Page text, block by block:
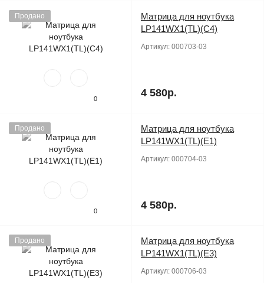
Продано
0
Матрица для ноутбука
LP141WX1(TL)(C4)
Артикул: 000703-03
4 580р.
Продано
0
Матрица для ноутбука
LP141WX1(TL)(E1)
Артикул: 000704-03
4 580р.
Продано
Матрица для ноутбука
LP141WX1(TL)(E3)
Артикул: 000706-03